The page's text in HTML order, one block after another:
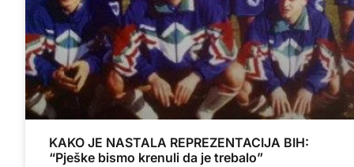
KAKO JE NASTALA REPREZENTACIJA BIH:
“Pješke bismo krenuli da je trebalo”